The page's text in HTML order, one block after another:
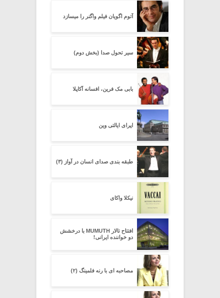
آتوم اگویان فیلم واگنر را میسازد
سیر تحول صدا (بخش دوم)
بابی مک فرین، افسانه آکاپلا
اپرای ایالتی وین
طبقه بندی صدای انسان در آواز (۳)
نیکلا واکای
افتتاح تالار MUMUTH با درخشش
دو خواننده ایرانی!
مصاحبه ای با رنه فلمینگ (۲)